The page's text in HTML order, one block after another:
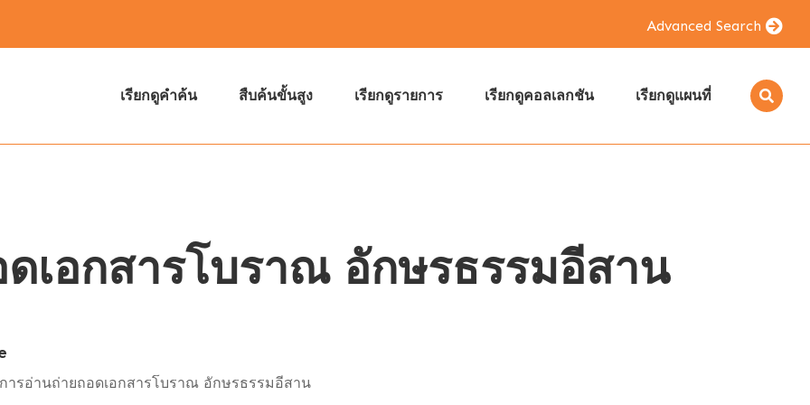
Advanced Search
เรียกดูคำค้น สืบค้นขั้นสูง เรียกดูรายการ เรียกดูคอลเลกชัน เรียกดูแผนที่
เอกสารโบราณ อักษรธรรมอีสาน
ารอ่านถ่ายถอดเอกสารโบราณ อักษรธรรมอีสาน